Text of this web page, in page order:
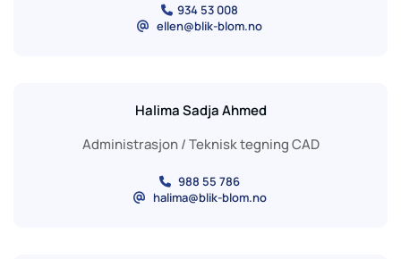
 934 53 008
@ ellen@blik-blom.no
Halima Sadja Ahmed
Administrasjon / Teknisk tegning CAD
 988 55 786
@ halima@blik-blom.no